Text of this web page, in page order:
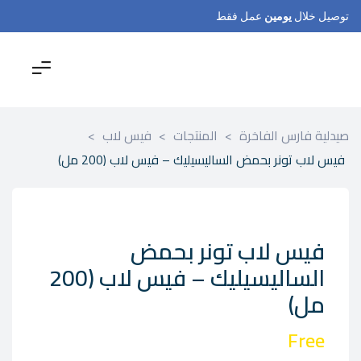
توصيل خلال يومين عمل فقط
صيدلية فارس الفاخرة > المنتجات > فيس لاب >
فيس لاب تونر بحمض الساليسيليك – فيس لاب (200 مل)
فيس لاب تونر بحمض
الساليسيليك – فيس لاب (200
مل)
Free